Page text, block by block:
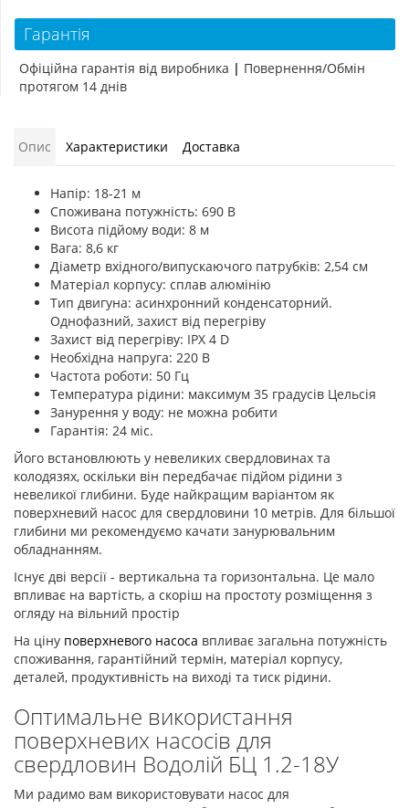
Гарантія
Офіційна гарантія від виробника | Повернення/Обмін
протягом 14 днів
Опис Характеристики Доставка
Напір: 18-21 м
Споживана потужність: 690 В
Висота підйому води: 8 м
Вага: 8,6 кг
Діаметр вхідного/випускаючого патрубків: 2,54 см
Матеріал корпусу: сплав алюмінію
Тип двигуна: асинхронний конденсаторний.
Однофазний, захист від перегріву
Захист від перегріву: IPX 4 D
Необхідна напруга: 220 В
Частота роботи: 50 Гц
Температура рідини: максимум 35 градусів Цельсія
Занурення у воду: не можна робити
Гарантія: 24 міс.
Його встановлюють у невеликих свердловинах та
колодязях, оскільки він передбачає підйом рідини з
невеликої глибини. Буде найкращим варіантом як
поверхневий насос для свердловини 10 метрів. Для більшої
глибини ми рекомендуємо качати занурювальним
обладнанням.
Існує дві версії - вертикальна та горизонтальна. Це мало
впливає на вартість, а скоріш на простоту розміщення з
огляду на вільний простір
На ціну поверхневого насоса впливає загальна потужність
споживання, гарантійний термін, матеріал корпусу,
деталей, продуктивність на виході та тиск рідини.
Оптимальне використання
поверхневих насосів для
свердловин Водолій БЦ 1.2-18У
Ми радимо вам використовувати насос для